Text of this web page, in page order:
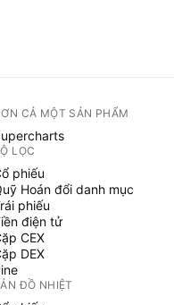
CẢ MỘT SẢN PHẨM
LỌC
phiếu
Hoán đổi danh mục
phiếu
điện tử
CEX
DEX
ĐỒ NHIỆT